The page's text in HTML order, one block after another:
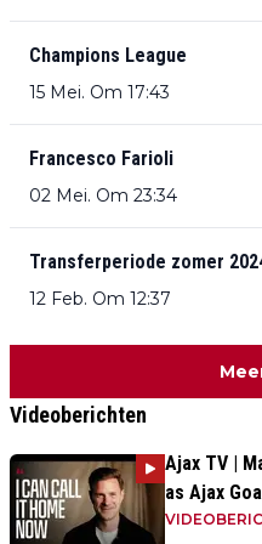
Champions League
15 Mei. Om 17:43
Francesco Farioli
02 Mei. Om 23:34
Transferperiode zomer
12 Feb. Om 12:37
Videoberichten
Ajax TV |
as Ajax